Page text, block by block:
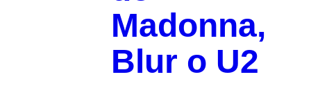
Madonna,
Blur o U2